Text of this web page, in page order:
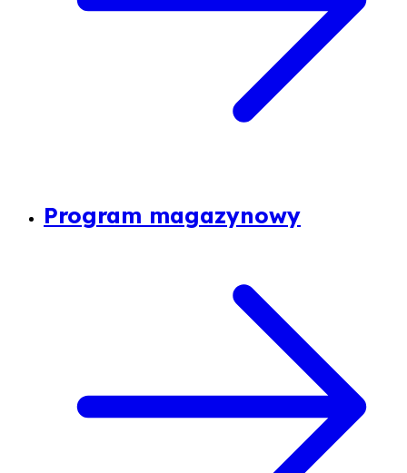
Program magazynowy